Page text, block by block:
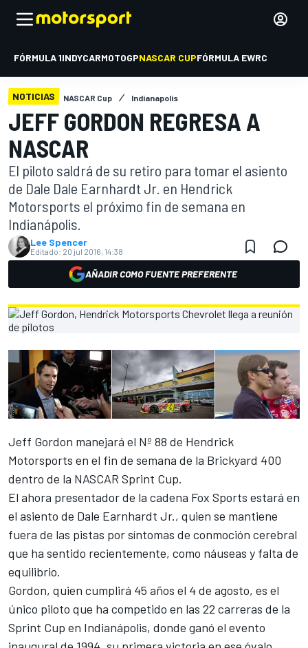
FÓRMULA 1INDYCARMOTOGPNASCAR CUPFÓRMULA EWRC
NOTICIAS NASCAR Cup Indianapolis
JEFF GORDON REGRESA A
NASCAR
El piloto saldrá de su retiro para tomar el asiento
de Dale Dale Earnhardt Jr. en Hendrick
Motorsports el próximo fin de semana en
Indianápolis.
Lee Spencer
Editado: 20 jul 2016, 14:38
AÑADIR COMO FUENTE PREFERENTE
Jeff Gordon manejará el Nº 88 de Hendrick
Motorsports en el fin de semana de la Brickyard 400
dentro de la NASCAR Sprint Cup.
El ahora presentador de la cadena Fox Sports estará en
el asiento de Dale Earnhardt Jr., quien se mantiene
fuera de las pistas por síntomas de conmoción cerebral
que ha sentido recientemente, como náuseas y falta de
equilibrio.
Gordon, quien cumplirá 45 años el 4 de agosto, es el
único piloto que ha competido en las 22 carreras de la
Sprint Cup en Indianápolis, donde ganó el evento